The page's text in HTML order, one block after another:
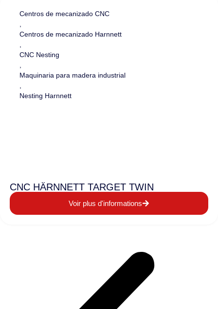
Centros de mecanizado CNC
Centros de mecanizado Harnnett
CNC Nesting
Maquinaria para madera industrial
Nesting Harnnett
CNC HÄRNNETT TARGET TWIN
Voir plus d'informations